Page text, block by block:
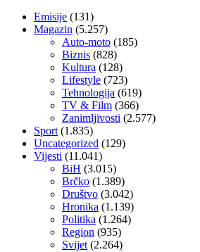
Emisije (131)
Magazin (5.257)
Auto-moto (185)
Biznis (828)
Kultura (128)
Lifestyle (723)
Tehnologija (619)
TV & Film (366)
Zanimljivosti (2.577)
Sport (1.835)
Uncategorized (129)
Vijesti (11.041)
BiH (3.015)
Brčko (1.389)
Društvo (3.042)
Hronika (1.139)
Politika (1.264)
Region (935)
Svijet (2.264)